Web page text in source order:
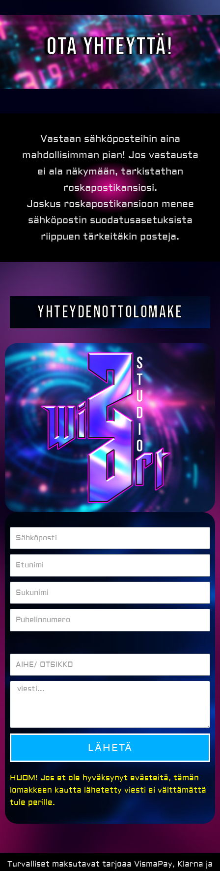
Ota Yhteyttä!
Vastaan sähköposteihin aina
mahdollisimman pian! Jos vastausta
ei ala näkymään, tarkistathan
roskapostikansiosi.
Joskus roskapostikansioon menee
sähköpostin suodatusasetuksista
riippuen tärkeitäkin posteja.
Yhteydenottolomake
Etunimi
Puhelinnumero
VIESTI
LÄHETÄ
HUOM! Jos et ole hyväksynyt evästeitä, tämän
lomakkeen kautta lähetetty viesti ei välttämättä
tule perille.
Turvalliset maksutavat tarjoaa VismaPay, Klarna ja